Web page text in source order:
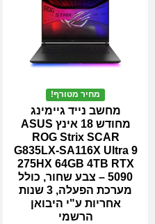
מחיר מטורף!
מחשב נייד גיימינג
מחודש 18 אינץ ASUS
ROG Strix SCAR
G835LX-SA116X Ultra 9
275HX 64GB 4TB RTX
5090 – צבע שחור, כולל
מערכת הפעלה, 3 שנות
אחריות ע"י היבואן
הרשמי